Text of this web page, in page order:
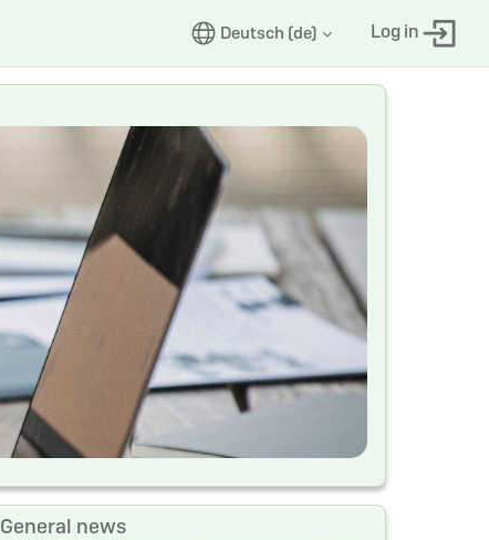
Deutsch ‎(de)‎
Log in
General news